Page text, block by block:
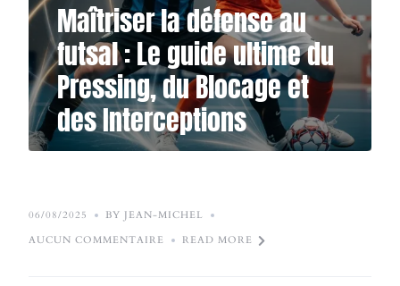
Maîtriser la défense au
futsal : Le guide ultime du
Pressing, du Blocage et
des Interceptions
06/08/2025
BY JEAN-MICHEL
AUCUN COMMENTAIRE
READ MORE